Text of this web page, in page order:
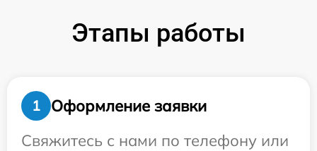
Этапы работы
1
Оформление заявки
Свяжитесь с нами по телефону или